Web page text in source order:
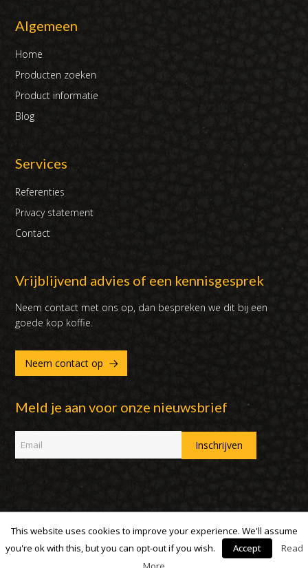
Algemeen
Home
Producten zoeken
Product informatie
Blog
Services
Referenties
Privacy statement
Contact
Vrijblijvend advies of een kennisgesprek
Neem contact met ons op, dan bespreken we dit bij een
goede kop koffie.
Neem contact op
Meld je aan voor onze nieuwsbrief
Copyright 2007 - 2019 | DUX International B.V. | Alle rechten
voorbehouden
This website uses cookies to improve your experience. We'll assume
you're ok with this, but you can opt-out if you wish.
Accept
Read